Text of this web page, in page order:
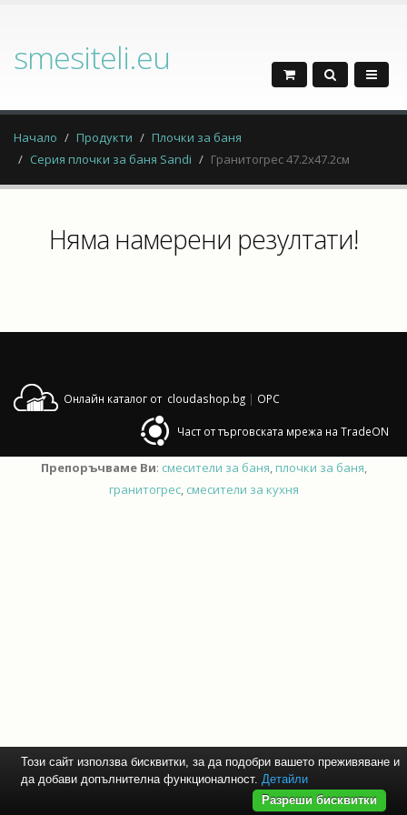
smesiteli.eu
Начало Продукти
Плочки за баня
Серия плочки за баня Sandi
Гранитогрес 47.2х47.2см
Няма намерени резултати!
Онлайн каталог от cloudashop.bg | OPC
Част от търговската мрежа на TradeON
Препоръчваме Ви: смесители за баня, плочки за баня,
гранитогрес, смесители за кухня
Този сайт използва бисквитки, за да подобри вашето преживяване и
да добави допълнителна функционалност. Детайли
Разреши бисквитки